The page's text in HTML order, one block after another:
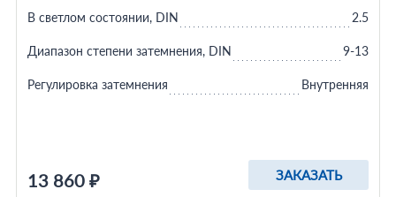
13 860 ₽ ЗАКАЗАТЬ
В светлом состоянии, DIN 2.5
Диапазон степени затемнения, DIN 9-13
Регулировка затемнения Внутренняя